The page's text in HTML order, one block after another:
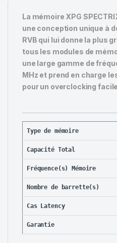
La mémoire XPG
une conception unique à
RVB qui lui donne la plus
tous les modules de
une large gamme de
MHz et prend en charge
pour un overclocking
Type de mémoire
Capacité Total
Fréquence(s) Mémoire
Nombre de barrette(s)
Cas Latency
Garantie